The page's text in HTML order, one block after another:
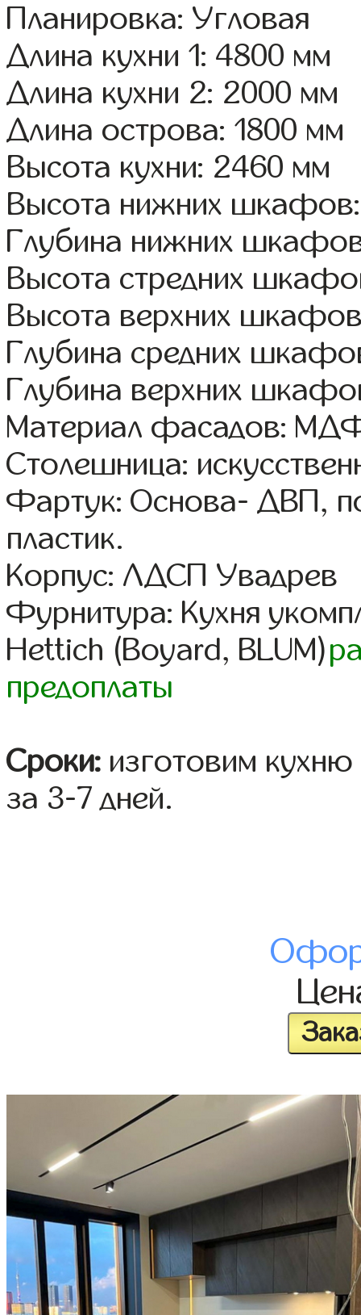
Планировка: Угловая
Длина кухни 1: 4800 мм
Длина кухни 2: 2000 мм
Длина острова: 1800 мм
Высота кухни: 2460 мм
Высота нижних
Глубина нижних
Высота стредних
Высота верхних
Глубина средних
Глубина верхних
Материал фасадов:
Столешница:
Фартук: Основа- ДВП,
пластик.
Корпус: ЛДСП Увадрев
Фурнитура: Кухня
Hettich (Boyard, BLUM)
предоплаты
Сроки: изготовим
за 3-7 дней.